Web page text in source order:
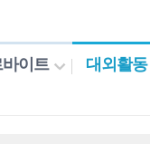
이트 대외활동